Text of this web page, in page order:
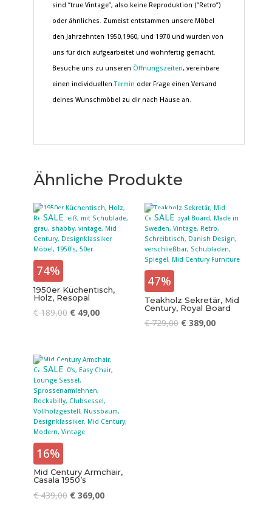
sind “true Vintage”, also keine Reproduktion (“Retro”)
oder ähnliches. Zumeist entstammen unsere Möbel
den Jahrzehnten 1950,1960, und 1970 und wurden von
uns für dich aufgearbeitet und wohnfertig gemacht.
Besuche uns zu unseren Öffnungszeiten, vereinbare
einen individuellenTermin oder Frage einen Versand
deines Wunschmöbel zu dir nach Hause an.
Ähnliche Produkte
SALE
74%
1950er Küchentisch,
Holz, Resopal
€189,00 €49,00
SALE
47%
Teakholz Sekretär, Mid
Century, Royal Board
€729,00 €389,00
SALE
16%
Mid Century Armchair,
Casala 1950’s
€439,00 €369,00